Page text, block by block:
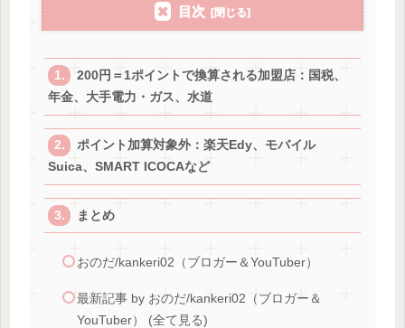
目次
200円＝1ポイントで換算される加盟店：国税、
年金、大手電力・ガス、水道
ポイント加算対象外：楽天Edy、モバイル
Suica、SMART ICOCAなど
まとめ
おのだ/kankeri02（ブロガー＆YouTuber）
最新記事 by おのだ/kankeri02（ブロガー＆
YouTuber） (全て見る)